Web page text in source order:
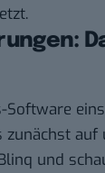
Software
auf
und